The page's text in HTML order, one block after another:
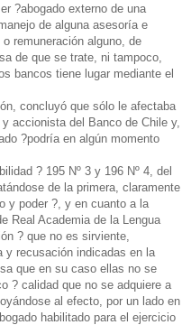
?abogado externo de una
de alguna asesoría e
remuneración alguno, de
de que se trate, ni tampoco,
bancos tiene lugar mediante el
concluyó que sólo le afectaba
accionista del Banco de Chile y,
?podría en algún momento
? 195 Nº 3 y 196 Nº 4, del
de la primera, claramente
y poder ?, y en cuanto a la
Real Academia de la Lengua
? que no es sirviente,
y recusación indicadas en la
que en su caso ellas no se
? calidad que no se adquiere a
al efecto, por un lado en
habilitado para el ejercicio